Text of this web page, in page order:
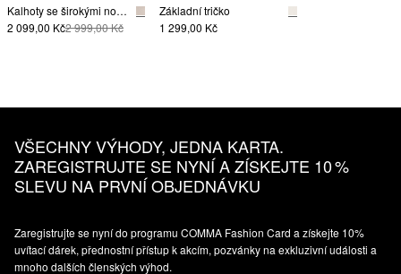
Kalhoty se širokými nohavicemi, sklady a dvojitým pasem
2 099,00 Kč2 999,00 Kč
Základní tričko
1 299,00 Kč
VŠECHNY VÝHODY, JEDNA KARTA.
ZAREGISTRUJTE SE NYNÍ A ZÍSKEJTE 10 %
SLEVU NA PRVNÍ OBJEDNÁVKU
Zaregistrujte se nyní do programu COMMA Fashion Card a získejte 10%
uvítací dárek, přednostní přístup k akcím, pozvánky na exkluzivní události a
mnoho dalších členských výhod.